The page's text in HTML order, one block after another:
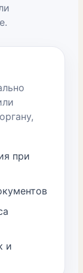
при
и